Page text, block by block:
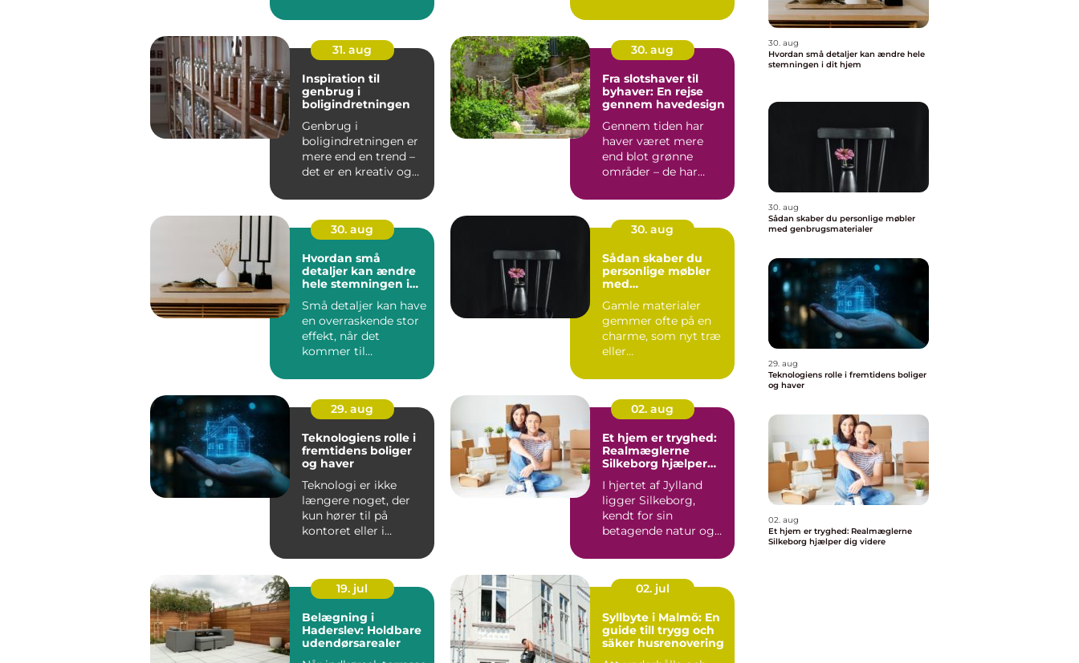
31. aug
Inspiration til
genbrug i
boligindretningen
Genbrug i
boligindretningen er
mere end en trend –
det er en kreativ og
30. aug
Fra slotshaver til
byhaver: En rejse
gennem havedesign
Gennem tiden har
haver været mere
end blot grønne
områder – de har
30. aug
Hvordan små
detaljer kan ændre
hele stemningen i
Små detaljer kan have
en overraskende stor
effekt, når det
kommer til
30. aug
Sådan skaber du
personlige møbler
med
Gamle materialer
gemmer ofte på en
charme, som nyt træ
eller
dele sj...
29. aug
Teknologiens rolle i
fremtidens boliger
og haver
Teknologi er ikke
længere noget, der
kun hører til på
kontoret eller i
02. aug
Et hjem er tryghed:
Realmæglerne
Silkeborg hjælper
I hjertet af Jylland
ligger Silkeborg,
kendt for sin
betagende natur og
Når...
19. jul
Belægning i
Haderslev: Holdbare
udendørsarealer
02. jul
Syllbyte i Malmö: En
guide till trygg och
säker husrenovering
30. aug
Hvordan små detaljer kan ændre hele
stemningen i dit hjem
30. aug
Sådan skaber du personlige møbler
med genbrugsmaterialer
29. aug
Teknologiens rolle i fremtidens boliger
og haver
02. aug
Et hjem er tryghed: Realmæglerne
Silkeborg hjælper dig videre